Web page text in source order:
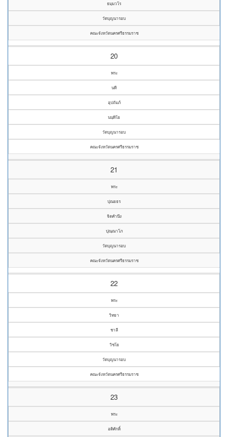
ธมฺมวโร
วัดบุญนารอบ
คณะจังหวัดนครศรีธรรมราช
20
พระ
นที
อุปถัมภ์
นนฺทิโย
วัดบุญนารอบ
คณะจังหวัดนครศรีธรรมราช
21
พระ
ปุณยธร
จิตคำนึง
ปุณฺณาโภ
วัดบุญนารอบ
คณะจังหวัดนครศรีธรรมราช
22
พระ
วิทยา
ชาลี
วิชโย
วัดบุญนารอบ
คณะจังหวัดนครศรีธรรมราช
23
พระ
อดิศักดิ์